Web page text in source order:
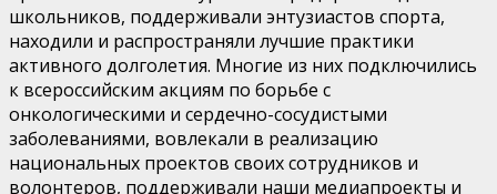
школьников, поддерживали энтузиастов спорта,
находили и распространяли лучшие практики
активного долголетия. Многие из них подключились
к всероссийским акциям по борьбе с
онкологическими и сердечно-сосудистыми
заболеваниями, вовлекали в реализацию
национальных проектов своих сотрудников и
волонтеров, поддерживали наши медиапроекты и